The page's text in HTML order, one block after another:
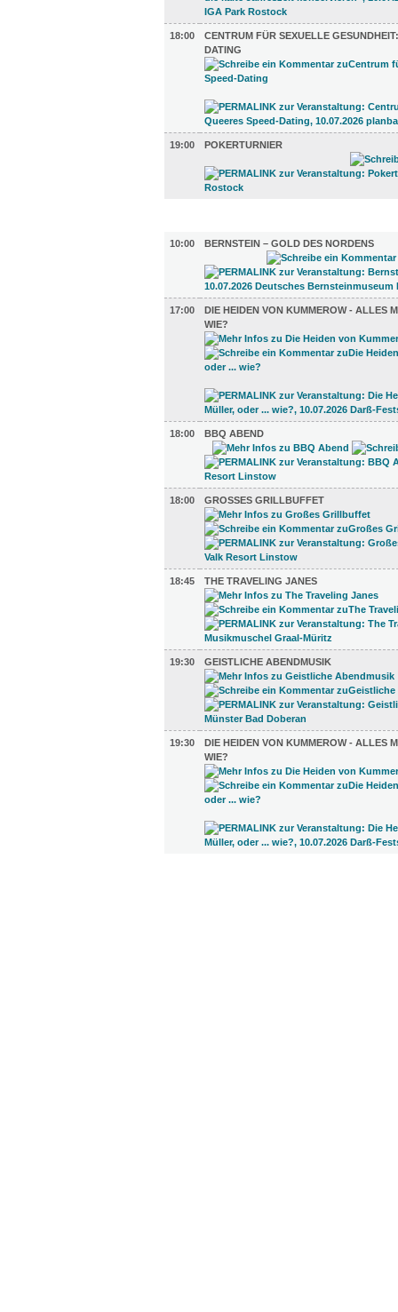
18:00
CENTRUM FÜR SEXUELLE
DATING
19:00 POKERTURNIER
10:00
BERNSTEIN – GOLD DES NORDENS
17:00
DIE HEIDEN VON KUMMEROW - ALLES
WIE?
18:00 BBQ ABEND
18:00 GROSSES GRILLBUFFET
18:45 THE TRAVELING JANES
19:30 GEISTLICHE ABENDMUSIK
19:30
DIE HEIDEN VON KUMMEROW - ALLES
WIE?